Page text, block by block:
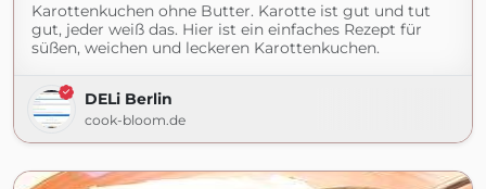
Karottenkuchen ohne Butter. Karotte ist gut und tut
gut, jeder weiß das. Hier ist ein einfaches Rezept für
süßen, weichen und leckeren Karottenkuchen.
DELi Berlin
cook-bloom.de